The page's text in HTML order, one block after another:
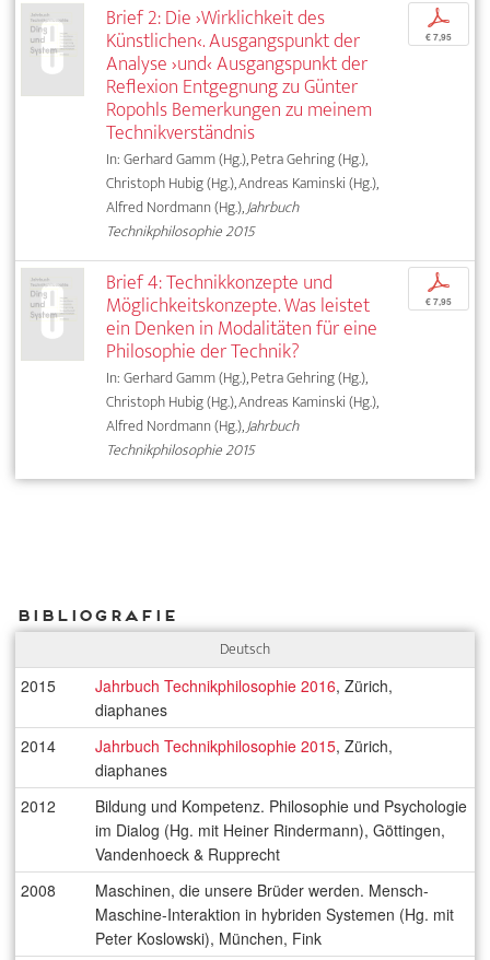
Brief 2: Die ›Wirklichkeit des
Künstlichen‹. Ausgangspunkt der
Analyse ›und‹ Ausgangspunkt der
Reflexion Entgegnung zu Günter
Ropohls Bemerkungen zu meinem
Technikverständnis
In: Gerhard Gamm (Hg.), Petra Gehring (Hg.),
Christoph Hubig (Hg.), Andreas Kaminski (Hg.),
Alfred Nordmann (Hg.),Jahrbuch
Technikphilosophie 2015
p
€ 7,95
Brief 4: Technikkonzepte und
Möglichkeitskonzepte. Was leistet
ein Denken in Modalitäten für eine
Philosophie der Technik?
In: Gerhard Gamm (Hg.), Petra Gehring (Hg.),
Christoph Hubig (Hg.), Andreas Kaminski (Hg.),
Alfred Nordmann (Hg.),Jahrbuch
Technikphilosophie 2015
p
€ 7,95
Bibliografie
Deutsch
2015 Jahrbuch Technikphilosophie 2016, Zürich,
diaphanes
2014
Jahrbuch Technikphilosophie 2015, Zürich,
diaphanes
2012
Bildung und Kompetenz. Philosophie und Psychologie
im Dialog (Hg. mit Heiner Rindermann), Göttingen,
Vandenhoeck & Rupprecht
2008
Maschinen, die unsere Brüder werden. Mensch-
Maschine-Interaktion in hybriden Systemen (Hg. mit
Peter Koslowski), München, Fink